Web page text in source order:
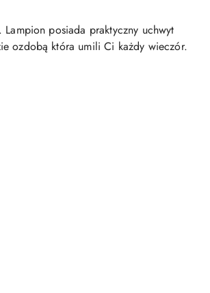
posiada praktyczny uchwyt
ozdobą która umili Ci każdy wieczór.